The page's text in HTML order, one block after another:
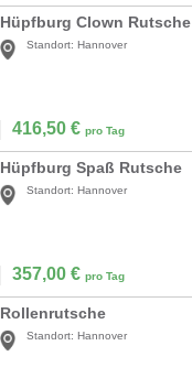
Hüpfburg Clown Rutsche
Standort: Hannover
416,50 € pro Tag
Hüpfburg Spaß Rutsche
Standort: Hannover
357,00 € pro Tag
Rollenrutsche
Standort: Hannover